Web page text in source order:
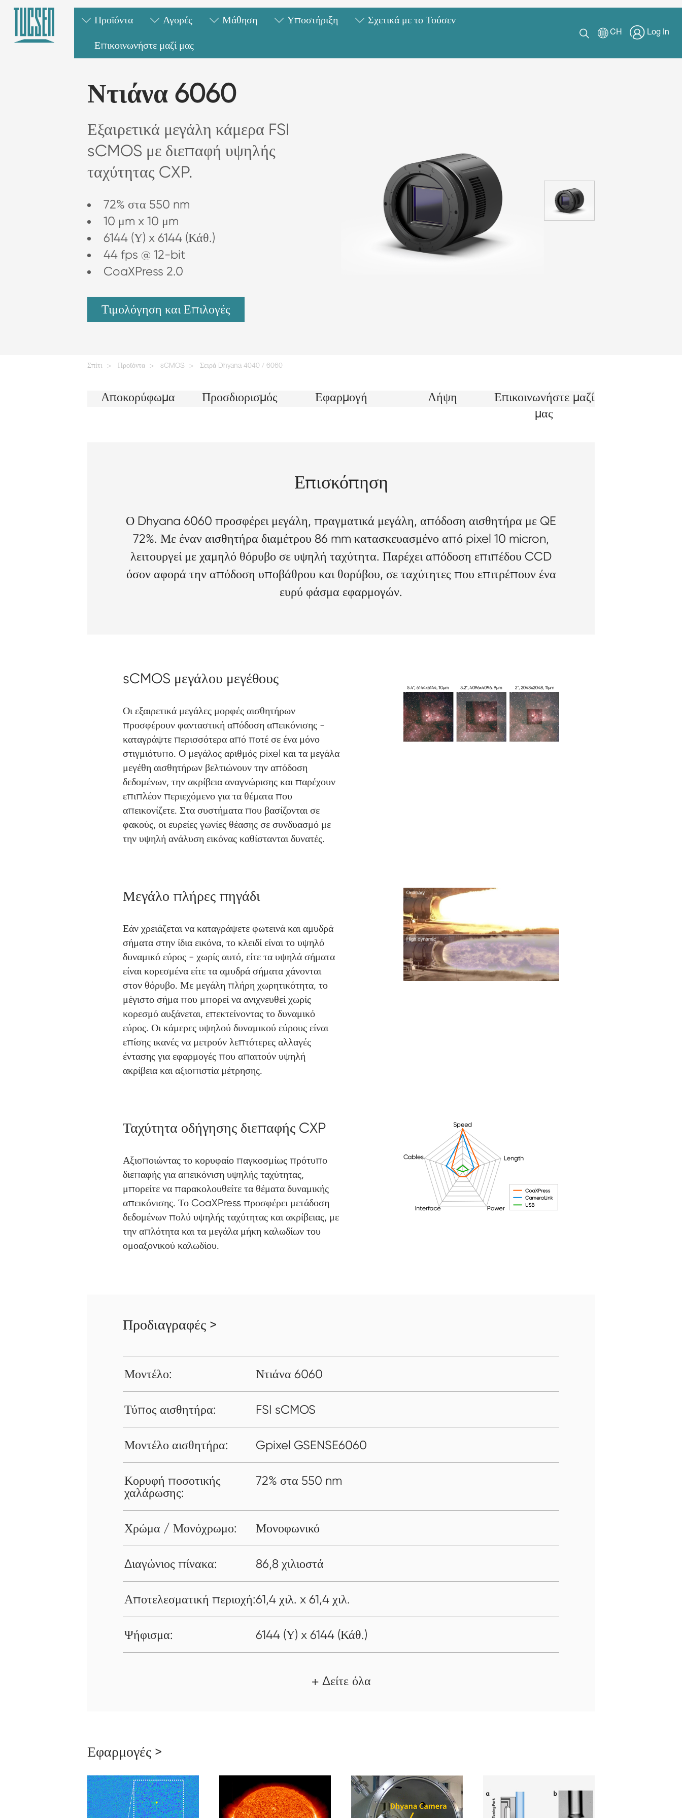
Προϊόντα Αγορές Μάθηση Υποστήριξη Σχετικά με το Τούσεν
Επικοινωνήστε μαζί μας
CH Log In
Ντιάνα 6060
Εξαιρετικά μεγάλη κάμερα FSI
sCMOS με διεπαφή υψηλής
ταχύτητας CXP.
72% στα 550 nm
10 μm x 10 μm
6144 (Υ) x 6144 (Κάθ.)
44 fps @ 12-bit
CoaXPress 2.0
Τιμολόγηση και Επιλογές
Σπίτι Προϊόντα sCMOS Σειρά Dhyana 4040 / 6060
Αποκορύφωμα Προσδιορισμός Εφαρμογή Λήψη
Επικοινωνήστε μαζί
μας
Επισκόπηση
Ο Dhyana 6060 προσφέρει μεγάλη, πραγματικά μεγάλη, απόδοση αισθητήρα με QE
72%. Με έναν αισθητήρα διαμέτρου 86 mm κατασκευασμένο από pixel 10 micron,
λειτουργεί με χαμηλό θόρυβο σε υψηλή ταχύτητα. Παρέχει απόδοση επιπέδου CCD
όσον αφορά την απόδοση υποβάθρου και θορύβου, σε ταχύτητες που επιτρέπουν ένα
ευρύ φάσμα εφαρμογών.
sCMOS μεγάλου μεγέθους
Οι εξαιρετικά μεγάλες μορφές αισθητήρων
προσφέρουν φανταστική απόδοση απεικόνισης -
καταγράψτε περισσότερα από ποτέ σε ένα μόνο
στιγμιότυπο. Ο μεγάλος αριθμός pixel και τα μεγάλα
μεγέθη αισθητήρων βελτιώνουν την απόδοση
δεδομένων, την ακρίβεια αναγνώρισης και παρέχουν
επιπλέον περιεχόμενο για τα θέματα που
απεικονίζετε. Στα συστήματα που βασίζονται σε
φακούς, οι ευρείες γωνίες θέασης σε συνδυασμό με
την υψηλή ανάλυση εικόνας καθίστανται δυνατές.
Μεγάλο πλήρες πηγάδι
Εάν χρειάζεται να καταγράψετε φωτεινά και αμυδρά
σήματα στην ίδια εικόνα, το κλειδί είναι το υψηλό
δυναμικό εύρος - χωρίς αυτό, είτε τα υψηλά σήματα
είναι κορεσμένα είτε τα αμυδρά σήματα χάνονται
στον θόρυβο. Με μεγάλη πλήρη χωρητικότητα, το
μέγιστο σήμα που μπορεί να ανιχνευθεί χωρίς
κορεσμό αυξάνεται, επεκτείνοντας το δυναμικό
εύρος. Οι κάμερες υψηλού δυναμικού εύρους είναι
επίσης ικανές να μετρούν λεπτότερες αλλαγές
έντασης για εφαρμογές που απαιτούν υψηλή
ακρίβεια και αξιοπιστία μέτρησης.
Ταχύτητα οδήγησης διεπαφής CXP
Αξιοποιώντας το κορυφαίο παγκοσμίως πρότυπο
διεπαφής για απεικόνιση υψηλής ταχύτητας,
μπορείτε να παρακολουθείτε τα θέματα δυναμικής
απεικόνισης. Το CoaXPress προσφέρει μετάδοση
δεδομένων πολύ υψηλής ταχύτητας και ακρίβειας, με
την απλότητα και τα μεγάλα μήκη καλωδίων του
ομοαξονικού καλωδίου.
Προδιαγραφές >
Μοντέλο: Ντιάνα 6060
Τύπος αισθητήρα: FSI sCMOS
Μοντέλο αισθητήρα: Gpixel GSENSE6060
Κορυφή ποσοτικής
χαλάρωσης:
72% στα 550 nm
Χρώμα / Μονόχρωμο: Μονοφωνικό
Διαγώνιος πίνακα: 86,8 χιλιοστά
Αποτελεσματική περιοχή:61,4 χιλ. x 61,4 χιλ.
Ψήφισμα: 6144 (Υ) x 6144 (Κάθ.)
+ Δείτε όλα
Εφαρμογές >